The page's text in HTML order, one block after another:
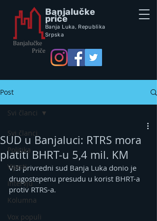
Banjalučke
priče
Banja Luka, Republika
Srpska
Post
Svi članci
Politika
Vijesti
Intervju
Kolumna
Vox populi
Svi članci
SUD u Banjaluci: RTRS mora
platiti BHRT-u 5,4 mil. KM
Viši privredni sud Banja Luka donio je
drugostepenu presudu u korist BHRT-a
protiv RTRS-a.